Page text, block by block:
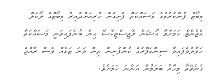
މިބޯޓް ފުންކުރުމުގެ މަސައްކަތް ފެށިގެން ކުރިއަށްދާއިރު މިބޯޓްގެ ލޯކަލް
އެޖެންޓް ކަމަށްވާ އޯޝަން ލޮޖިސްޓިކްސް އިން ބުނެފައިވަނީ މަސައްކަތާ
ހަވާލުވެފައިވާ ސިންގަޕޫރުގެ ކުންފުނިން ތިން ވަނަ ޓަގެއް ވެސް ރާއްޖެ
ގެނެވޭތޯ މިހާރު ބަލަމުން އަންނަ ކަމަށެވެ.